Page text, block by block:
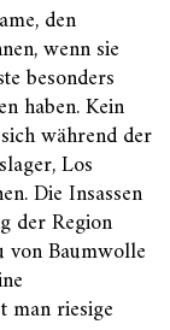
den
wenn sie
besonders
haben. Kein
während der
Los
Die Insassen
der Region
von Baumwolle
man riesige